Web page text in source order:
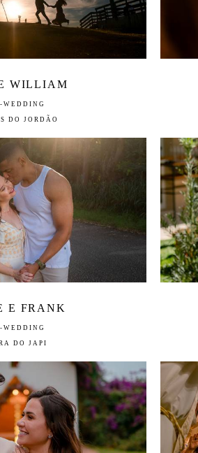
WILLIAM
WEDDING
DO JORDÃO
E FRANK
WEDDING
DO JAPI